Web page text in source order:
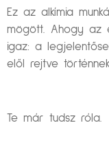
Ez az alkímia
mögött. Ahogy az
igaz: a
elől rejtve
Te már tudsz róla.